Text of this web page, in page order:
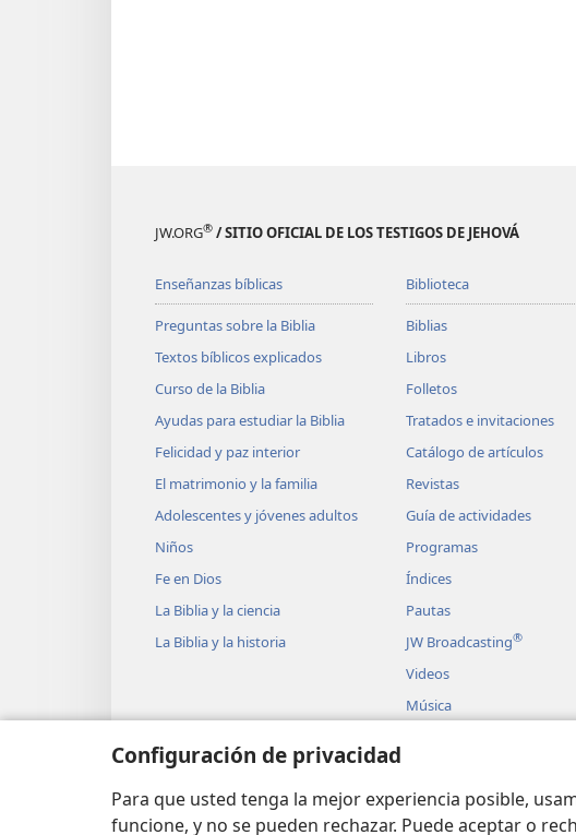
Configuración de privacidad
Para que usted tenga la mejor experiencia posible,
funcione, y no se pueden rechazar. Puede aceptar o
JW.ORG® / SITIO OFICIAL DE LOS TESTIGOS DE JEHOVÁ
Enseñanzas bíblicas
Preguntas sobre la Biblia
Textos bíblicos explicados
Curso de la Biblia
Ayudas para estudiar la Biblia
Felicidad y paz interior
El matrimonio y la familia
Adolescentes y jóvenes adultos
Niños
Fe en Dios
La Biblia y la ciencia
La Biblia y la historia
Biblioteca
Biblias
Libros
Folletos
Tratados e invitaciones
Catálogo de artículos
Revistas
Guía de actividades
Programas
Índices
Pautas
JW Broadcasting®
Videos
Música
Biblia